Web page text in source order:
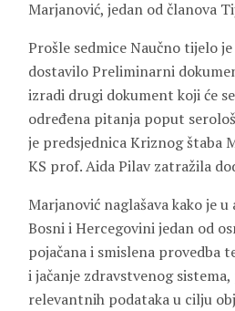
Marjanović, jedan od članova
Prošle sedmice Naučno tijelo
dostavilo Preliminarni
izradi drugi dokument koji će
određena pitanja poput
je predsjednica Kriznog štaba
KS prof. Aida Pilav zatražila
Marjanović naglašava kako je
Bosni i Hercegovini jedan od
pojačana i smislena provedba
i jačanje zdravstvenog
relevantnih podataka u cilju